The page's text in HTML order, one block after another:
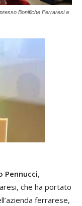
Bonifiche Ferraresi a
Pennucci,
che ha portato
ferrarese,